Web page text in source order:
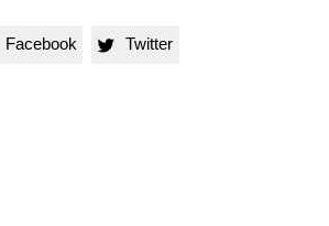
Facebook  Twitter